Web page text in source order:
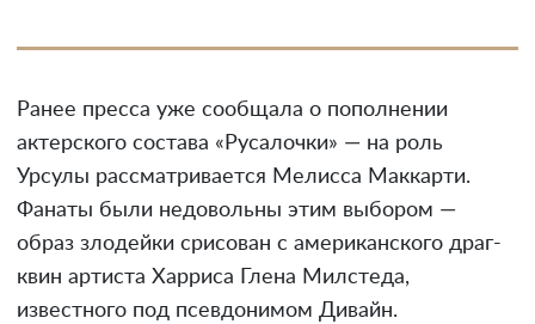
Ранее пресса уже сообщала о пополнении
актерского состава «Русалочки» — на роль
Урсулы рассматривается Мелисса Маккарти.
Фанаты были недовольны этим выбором —
образ злодейки срисован с американского драг-
квин артиста Харриса Глена Милстеда,
известного под псевдонимом Дивайн.